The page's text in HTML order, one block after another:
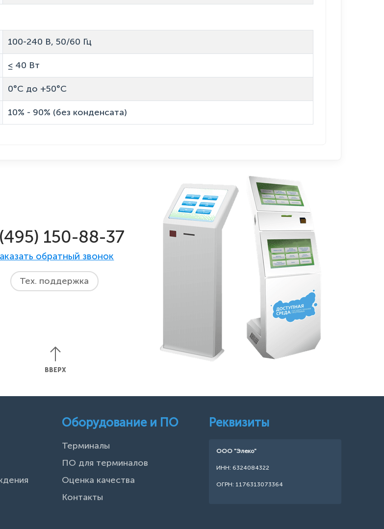
100-240 В, 50/60 Гц
≤ 40 Вт
0°C до +50°C
10% - 90% (без конденсата)
150-88-37
обратный звонок
Тех. поддержка
ВВЕРХ
Оборудование и ПО
Терминалы
ПО для терминалов
Оценка качества
Контакты
Реквизиты
ООО "Элеко"
ИНН: 6324084322
ОГРН: 1176313073364